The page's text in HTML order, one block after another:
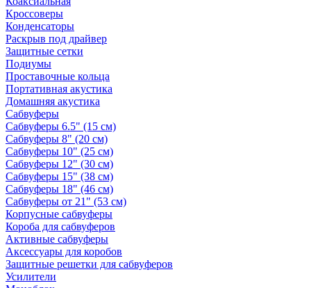
Кроссоверы
Конденсаторы
Раскрыв под драйвер
Защитные сетки
Подиумы
Проставочные кольца
Портативная акустика
Домашняя акустика
Сабвуферы
Сабвуферы 6.5" (15 см)
Сабвуферы 8" (20 см)
Сабвуферы 10" (25 см)
Сабвуферы 12" (30 см)
Сабвуферы 15" (38 см)
Сабвуферы 18" (46 см)
Сабвуферы от 21" (53 см)
Корпусные сабвуферы
Короба для сабвуферов
Активные сабвуферы
Аксессуары для коробов
Защитные решетки для сабвуферов
Усилители